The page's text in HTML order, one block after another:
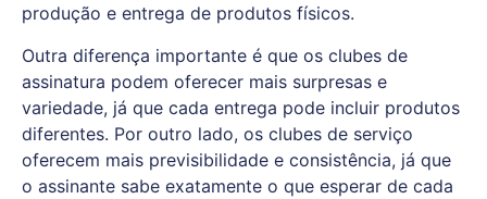
produção e entrega de produtos físicos.
Outra diferença importante é que os clubes de
assinatura podem oferecer mais surpresas e
variedade, já que cada entrega pode incluir produtos
diferentes. Por outro lado, os clubes de serviço
oferecem mais previsibilidade e consistência, já que
o assinante sabe exatamente o que esperar de cada